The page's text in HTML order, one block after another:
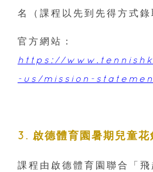
名（課程以先到先得方式錄
官方網站：
https://
-us/mission-
3. 啟德體育園暑期兒童花
課程由啟德體育園聯合「